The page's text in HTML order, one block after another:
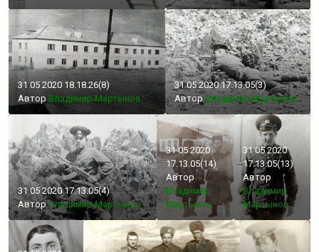
31 05 2020 18.18.26(8)
Автор Владимир Мартынов
31 05 2020 17.13.05(3)
АвторВладимир Мартынов
31 05 2020 17.13.05(4)
АвторВладимир Мартынов
31 05 2020
17.13.05(14)
Автор
Владимир
Мартынов
31 05 2020
17.13.05(13)
Автор
Владимир
Мартынов